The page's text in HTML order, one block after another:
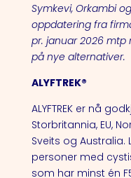
Symkevi, Orkambi
oppdatering fra
pr. januar 2026 mtp
på nye alternativer.
ALYFTREK®
ALYFTREK er nå
Storbritannia, EU,
Sveits og
personer med
som har minst én